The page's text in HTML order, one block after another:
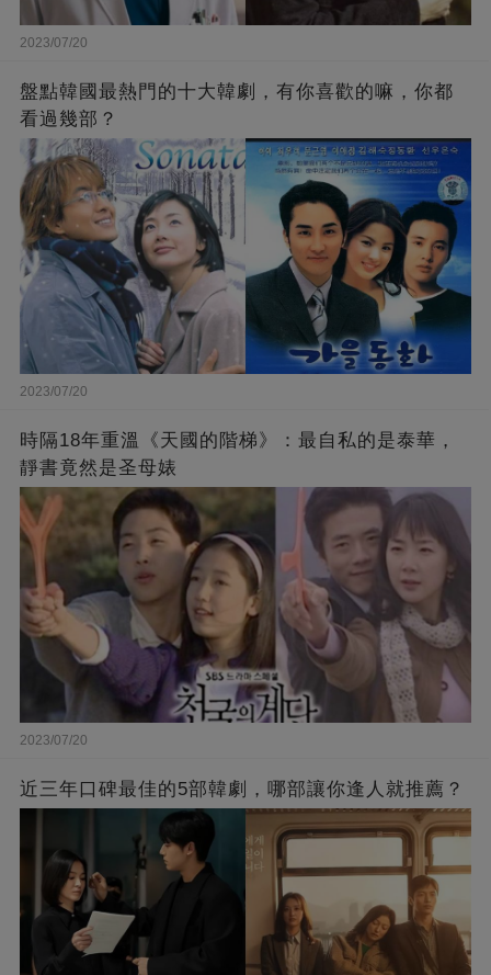
2023/07/20
盤點韓國最熱門的十大韓劇，有你喜歡的嘛，你都
看過幾部？
2023/07/20
時隔18年重溫《天國的階梯》：最自私的是泰華，
靜書竟然是圣母婊
2023/07/20
近三年口碑最佳的5部韓劇，哪部讓你逢人就推薦？